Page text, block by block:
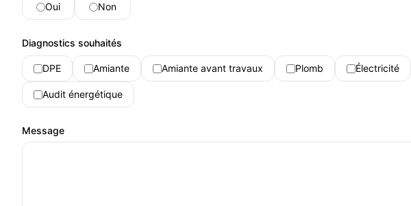
Oui Non
Diagnostics souhaités
DPE Amiante Amiante avant travaux Plomb Électricité
Audit énergétique
Message